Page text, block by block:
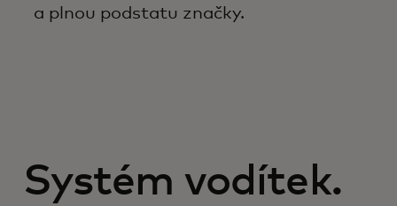
a plnou podstatu značky.
Systém vodítek.